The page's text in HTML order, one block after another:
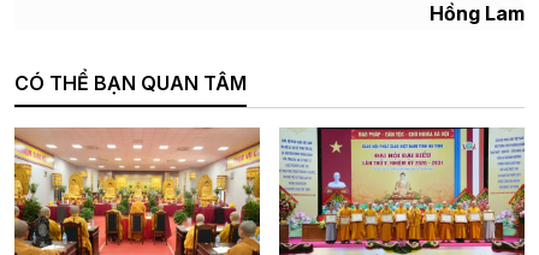
Hồng Lam
CÓ THỂ BẠN QUAN TÂM